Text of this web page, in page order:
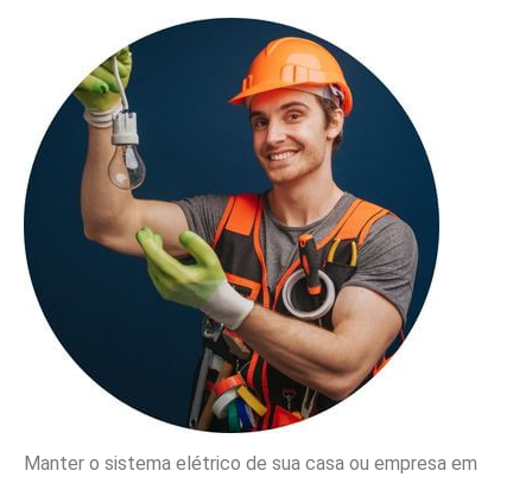
Manter o sistema elétrico de sua casa ou empresa em